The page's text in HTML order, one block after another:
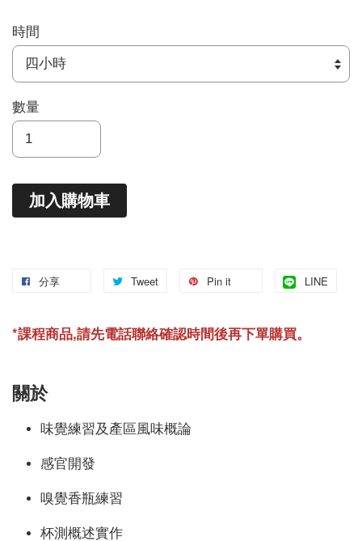
時間
數量
加入購物車
分享 Tweet Pin it LINE
*課程商品,請先電話聯絡確認時間後再下單購買。
關於
味覺練習及產區風味概論
感官開發
嗅覺香瓶練習
杯測概述實作